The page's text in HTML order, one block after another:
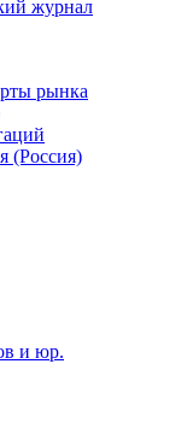
журнал
рынка
и юр.